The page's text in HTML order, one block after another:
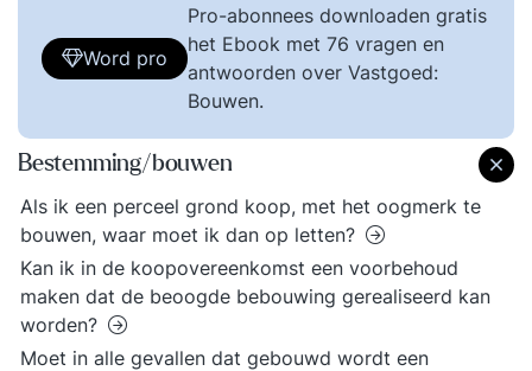
Word pro
Pro-abonnees downloaden gratis
het Ebook met 76 vragen en
antwoorden over Vastgoed:
Bouwen.
Bestemming/bouwen
Als ik een perceel grond koop, met het oogmerk te
bouwen, waar moet ik dan op letten?
Kan ik in de koopovereenkomst een voorbehoud
maken dat de beoogde bebouwing gerealiseerd kan
worden?
Moet in alle gevallen dat gebouwd wordt een